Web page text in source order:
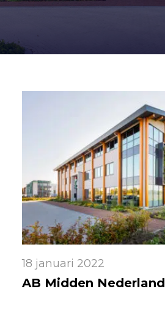
18 januari 2022
AB Midden Nederland